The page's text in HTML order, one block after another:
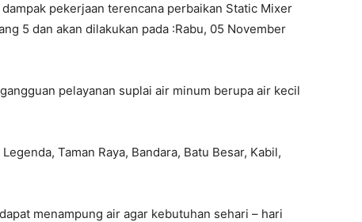
pekerjaan terencana perbaikan Static Mixer
5 dan akan dilakukan pada :Rabu, 05 November
pelayanan suplai air minum berupa air kecil
Taman Raya, Bandara, Batu Besar, Kabil,
menampung air agar kebutuhan sehari – hari